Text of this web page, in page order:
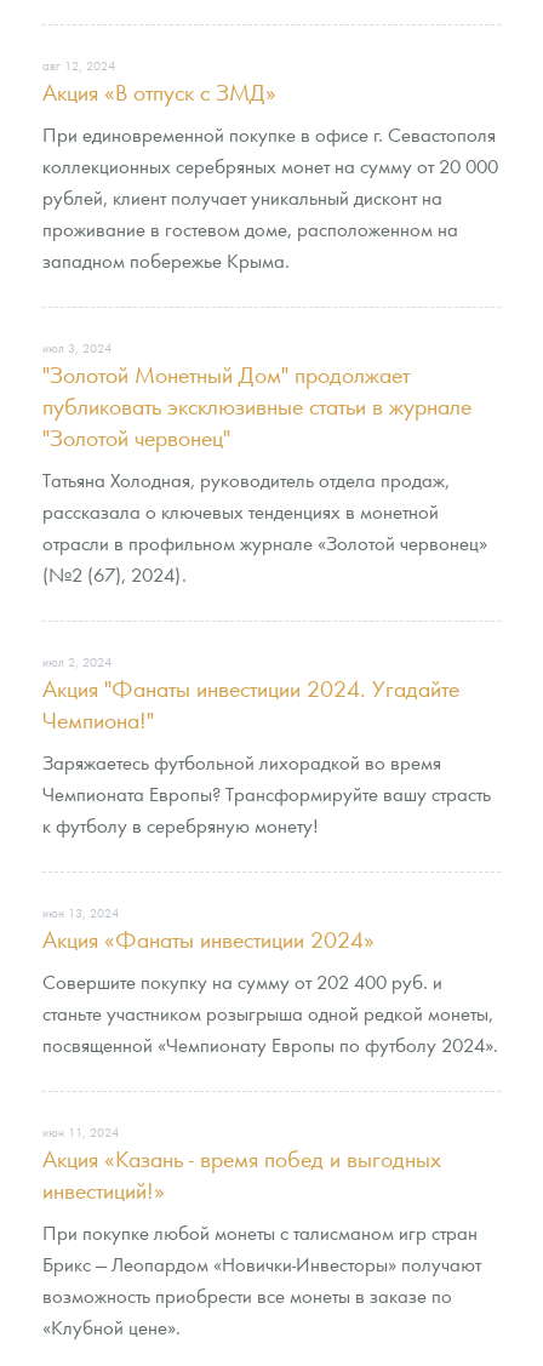
авг 12, 2024
Акция «В отпуск с ЗМД»
При единовременной покупке в офисе г. Севастополя
коллекционных серебряных монет на сумму от 20 000
рублей, клиент получает уникальный дисконт на
проживание в гостевом доме, расположенном на
западном побережье Крыма.
июл 3, 2024
"Золотой Монетный Дом" продолжает
публиковать эксклюзивные статьи в журнале
"Золотой червонец"
Татьяна Холодная, руководитель отдела продаж,
рассказала о ключевых тенденциях в монетной
отрасли в профильном журнале «Золотой червонец»
(№2 (67), 2024).
июл 2, 2024
Акция "Фанаты инвестиции 2024. Угадайте
Чемпиона!"
Заряжаетесь футбольной лихорадкой во время
Чемпионата Европы? Трансформируйте вашу страсть
к футболу в серебряную монету!
июн 13, 2024
Акция «Фанаты инвестиции 2024»
Совершите покупку на сумму от 202 400 руб. и
станьте участником розыгрыша одной редкой монеты,
посвященной «Чемпионату Европы по футболу 2024».
июн 11, 2024
Акция «Казань - время побед и выгодных
инвестиций!»
При покупке любой монеты с талисманом игр стран
Брикс — Леопардом «Новички-Инвесторы» получают
возможность приобрести все монеты в заказе по
«Клубной цене».